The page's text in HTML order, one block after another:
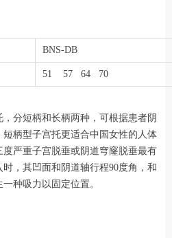
BNS-DB
51 57 64 70
分短柄和长柄两种，可根据患者阴
柄型子宫托更适合中国女性的人体
严重子宫脱垂或阴道穹窿脱垂最有
，其凹面和阴道轴行程90度角，和
种吸力以固定位置。